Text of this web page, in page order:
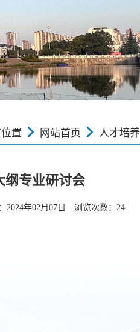
置 网站首页 人才培养
纲专业研讨会
年02月07日 浏览次数： 24